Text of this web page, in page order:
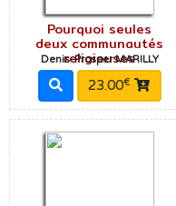
Pourquoi seules
deux communautés
religieuses
Denis-Prosper MARILLY
23.00€